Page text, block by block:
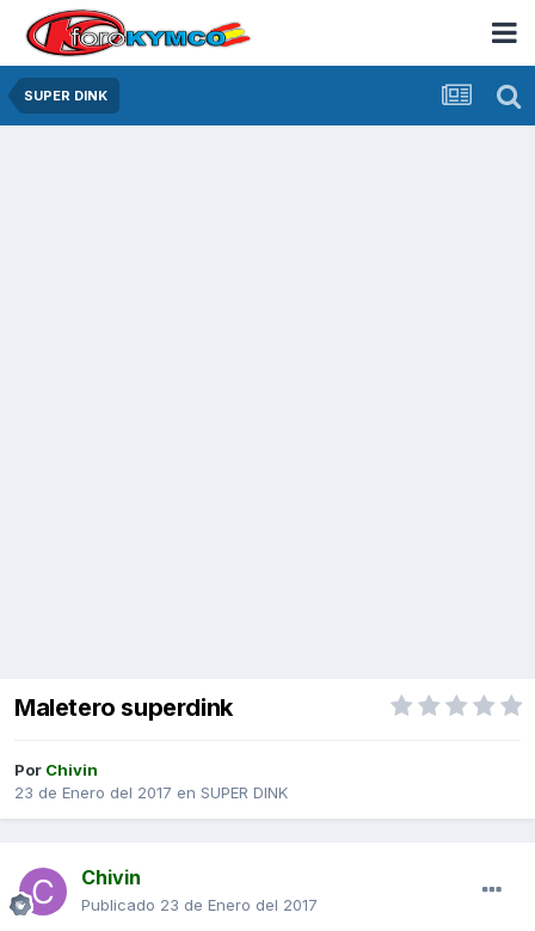
SUPER DINK
Maletero superdink
Por Chivin
23 de Enero del 2017 en SUPER DINK
Chivin
Publicado 23 de Enero del 2017